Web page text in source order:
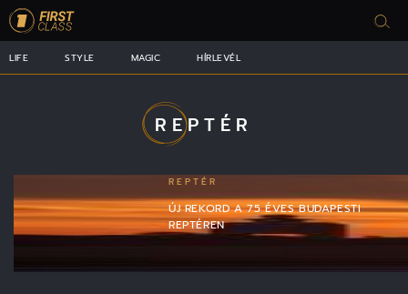
LIFE STYLE MAGIC HÍRLEVÉL
REPTÉR
REPTÉR
ÚJ REKORD A 75 ÉVES BUDAPESTI
REPTÉREN